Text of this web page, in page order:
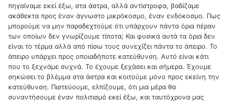
πηγαίναμε εκεί έξω, στα άστρα, αλλά αντίστροφα, βαδίζαμε
ακάθεκτα προς έναν άγνωστο μικρόκοσμο, έναν ενδόκοσμο. Πως
μπορούμε να μην παραδεχτούμε ότι υπάρχουν πάντα όρια πέραν
των οποίων δεν γνωρίζουμε τίποτα; Και φυσικά αυτά τα όρια δεν
είναι το τέρμα αλλά από πίσω τους συνεχίζει πάντα το άπειρο. Το
άπειρο υπάρχει προς οποιαδήποτε κατεύθυνση. Αυτό είναι κάτι
που το ξεχνάμε συχνά. Το έχουμε ξεχάσει και σήμερα. Έχουμε
σηκώσει το βλέμμα στα άστρα και κοιτούμε μόνο προς εκείνη την
κατεύθυνση. Πιστεύουμε, ελπίζουμε, ότι μια μέρα θα
συναντήσουμε έναν πολιτισμό εκεί έξω, και ταυτόχρονα μας